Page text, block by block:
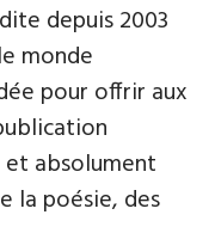
depuis 2003
monde
pour offrir aux
absolument
la poésie, des